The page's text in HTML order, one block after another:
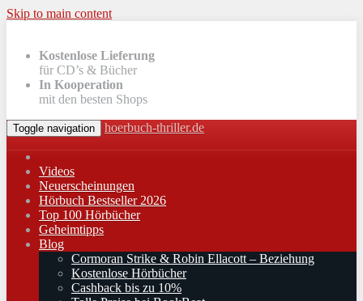
Skip to main content
Kostenlose Lieferung
für CD’s & Bücher
In Kooperation
mit den besten Shops
Toggle navigation hoerbuch-thriller.de
Videos
Neuerscheinungen
Hörbuch Bestseller 2026
Top 100 Hörbücher
Geheimtipps
Blog
Cormoran Strike & Robin Ellacott – Beziehung
Kostenlose Hörbücher
Cashback bis zu 10%